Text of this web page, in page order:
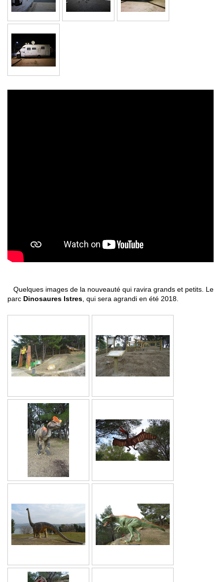
Quelques images de la nouveauté qui ravira grands et petits. Le
parc Dinosaures Istres , qui sera agrandi en été 2018.